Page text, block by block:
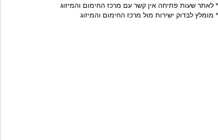
* לאתר שעות פתיחה אין קשר עם מרכז החימום והמיזוג
* מומלץ לבדוק ישירות מול מרכז החימום והמיזוג